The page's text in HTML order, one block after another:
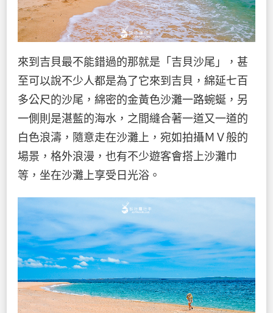
來到吉貝最不能錯過的那就是「吉貝沙尾」，甚
至可以說不少人都是為了它來到吉貝，綿延七百
多公尺的沙尾，綿密的金黃色沙灘一路蜿蜒，另
一側則是湛藍的海水，之間縫合著一道又一道的
白色浪濤，隨意走在沙灘上，宛如拍攝ＭＶ般的
場景，格外浪漫，也有不少遊客會搭上沙灘巾
等，坐在沙灘上享受日光浴。